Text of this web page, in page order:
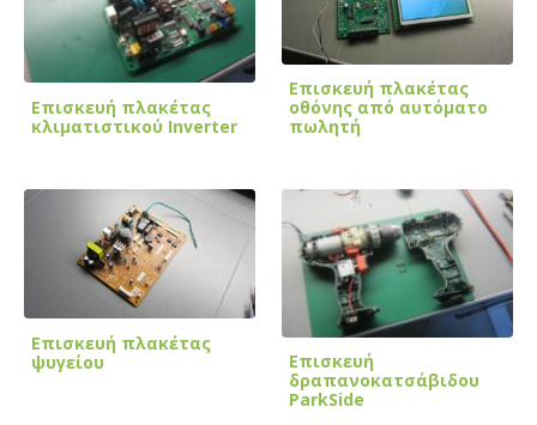
Επισκευή πλακέτας
κλιματιστικού Inverter
Επισκευή πλακέτας
οθόνης από αυτόματο
πωλητή
Επισκευή πλακέτας
ψυγείου
Επισκευή
δραπανοκατσάβιδου
ParkSide